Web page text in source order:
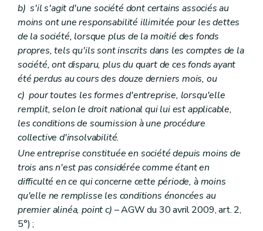
b) s'il s'agit d'une société dont certains associés au
moins ont une responsabilité illimitée pour les dettes
de la société, lorsque plus de la moitié des fonds
propres, tels qu'ils sont inscrits dans les comptes de la
société, ont disparu, plus du quart de ces fonds ayant
été perdus au cours des douze derniers mois, ou
c) pour toutes les formes d'entreprise, lorsqu'elle
remplit, selon le droit national qui lui est applicable,
les conditions de soumission à une procédure
collective d'insolvabilité.
Une entreprise constituée en société depuis moins de
trois ans n'est pas considérée comme étant en
difficulté en ce qui concerne cette période, à moins
qu'elle ne remplisse les conditions énoncées au
premier alinéa, pointc) – AGW du 30 avril 2009, art. 2,
5°) ;